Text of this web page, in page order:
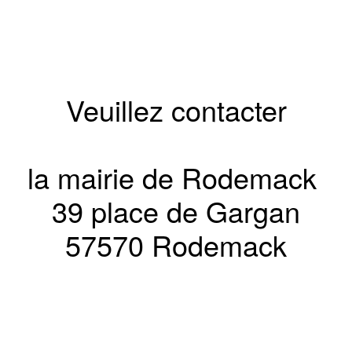
Veuillez contacter
la mairie de Rodemack
39 place de Gargan
57570 Rodemack